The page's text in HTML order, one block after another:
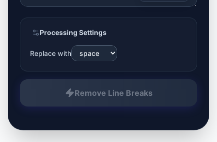
Processing Settings
Replace with
Remove Line Breaks